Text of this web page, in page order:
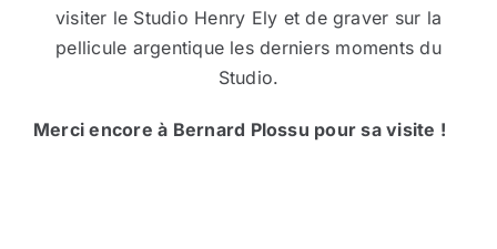
visiter le Studio Henry Ely et de graver sur la
pellicule argentique les derniers moments du
Studio.
Merci encore à Bernard Plossu pour sa visite !